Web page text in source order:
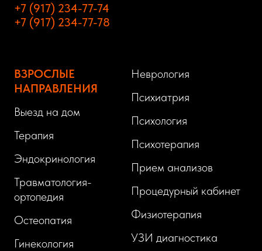
+7 (917) 234-77-74
+7 (917) 234-77-78
ВЗРОСЛЫЕ
НАПРАВЛЕНИЯ
Выезд на дом
Терапия
Эндокринология
Травматология-
ортопедия
Остеопатия
Гинекология
Неврология
Психиатрия
Психология
Психотерапия
Прием анализов
Процедурный кабинет
Физиотерапия
УЗИ диагностика